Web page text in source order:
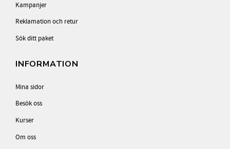
Kampanjer
Reklamation och retur
Sök ditt paket
INFORMATION
Mina sidor
Besök oss
Kurser
Om oss